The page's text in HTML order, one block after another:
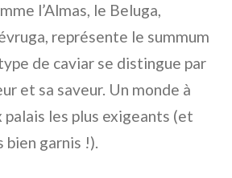
l’Almas, le Beluga,
représente le summum
de caviar se distingue par
et sa saveur. Un monde à
palais les plus exigeants (et
garnis !).